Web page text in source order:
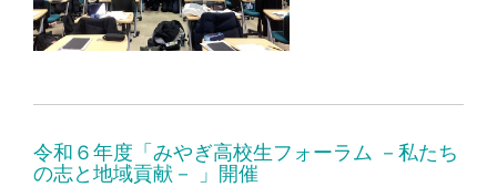
令和６年度「みやぎ高校生フォーラム －私たち
の志と地域貢献－ 」開催